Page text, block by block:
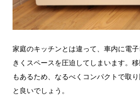
家庭のキッチンとは違って、車内に電
きくスペースを圧迫してしまいます。
もあるため、なるべくコンパクトで取
と良いでしょう。